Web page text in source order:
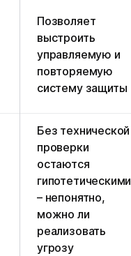
Позволяет
выстроить
управляемую и
повторяемую
систему защиты
Без технической
проверки
остаются
гипотетическими
– непонятно,
можно ли
реализовать
угрозу